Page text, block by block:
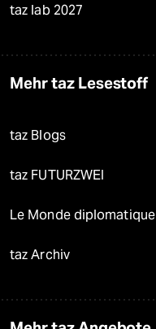
taz lab 2027
Mehr taz Lesestoff
taz Blogs
taz FUTURZWEI
Le Monde diplomatique
taz Archiv